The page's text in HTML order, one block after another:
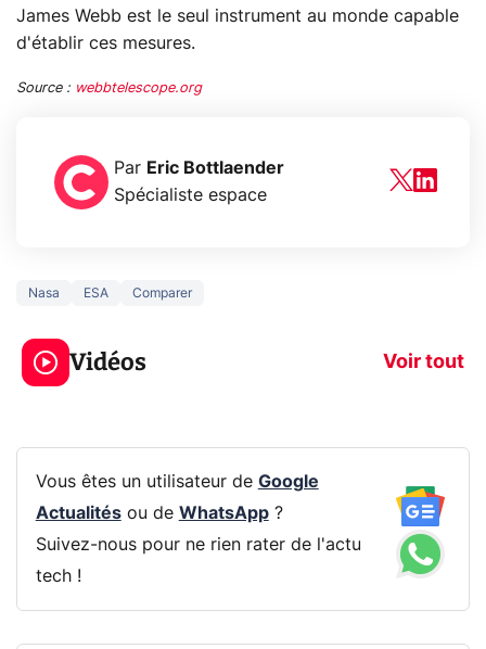
James Webb est le seul instrument au monde capable
d'établir ces mesures.
Source : webbtelescope.org
Par Eric Bottlaender
Spécialiste espace
Nasa ESA Comparer
Vidéos Voir tout
3 écrans en 1 pour
319€ ? Voici L'AOC
CQ32G4ZA !
prochaine
Vous êtes un utilisateur de Google
Actualitésou de WhatsApp?
Suivez-nous pour ne rien rater de l'actu
tech !